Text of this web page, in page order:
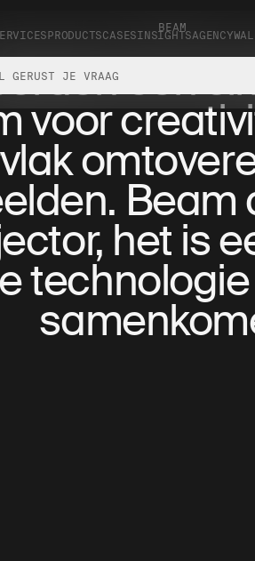
PRODUCTSCASESINSIGHTSAGENCY
BEAM
een
voor
het is